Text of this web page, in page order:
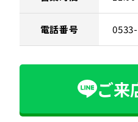
電話番号
ご来